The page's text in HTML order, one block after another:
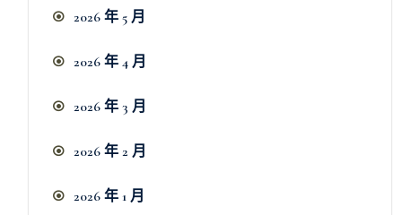
2026 年 5 月
2026 年 4 月
2026 年 3 月
2026 年 2 月
2026 年 1 月